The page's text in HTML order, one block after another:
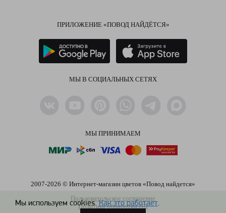
Мы используем cookies.Как это работает.
ПРИЛОЖЕНИЕ «ПОВОД НАЙДЁТСЯ»
МЫ В СОЦИАЛЬНЫХ СЕТЯХ
МЫ ПРИНИМАЕМ
2007-2026 © Интернет-магазин цветов «Повод найдется»
Пользовательское соглашение
Политика обработки ПД